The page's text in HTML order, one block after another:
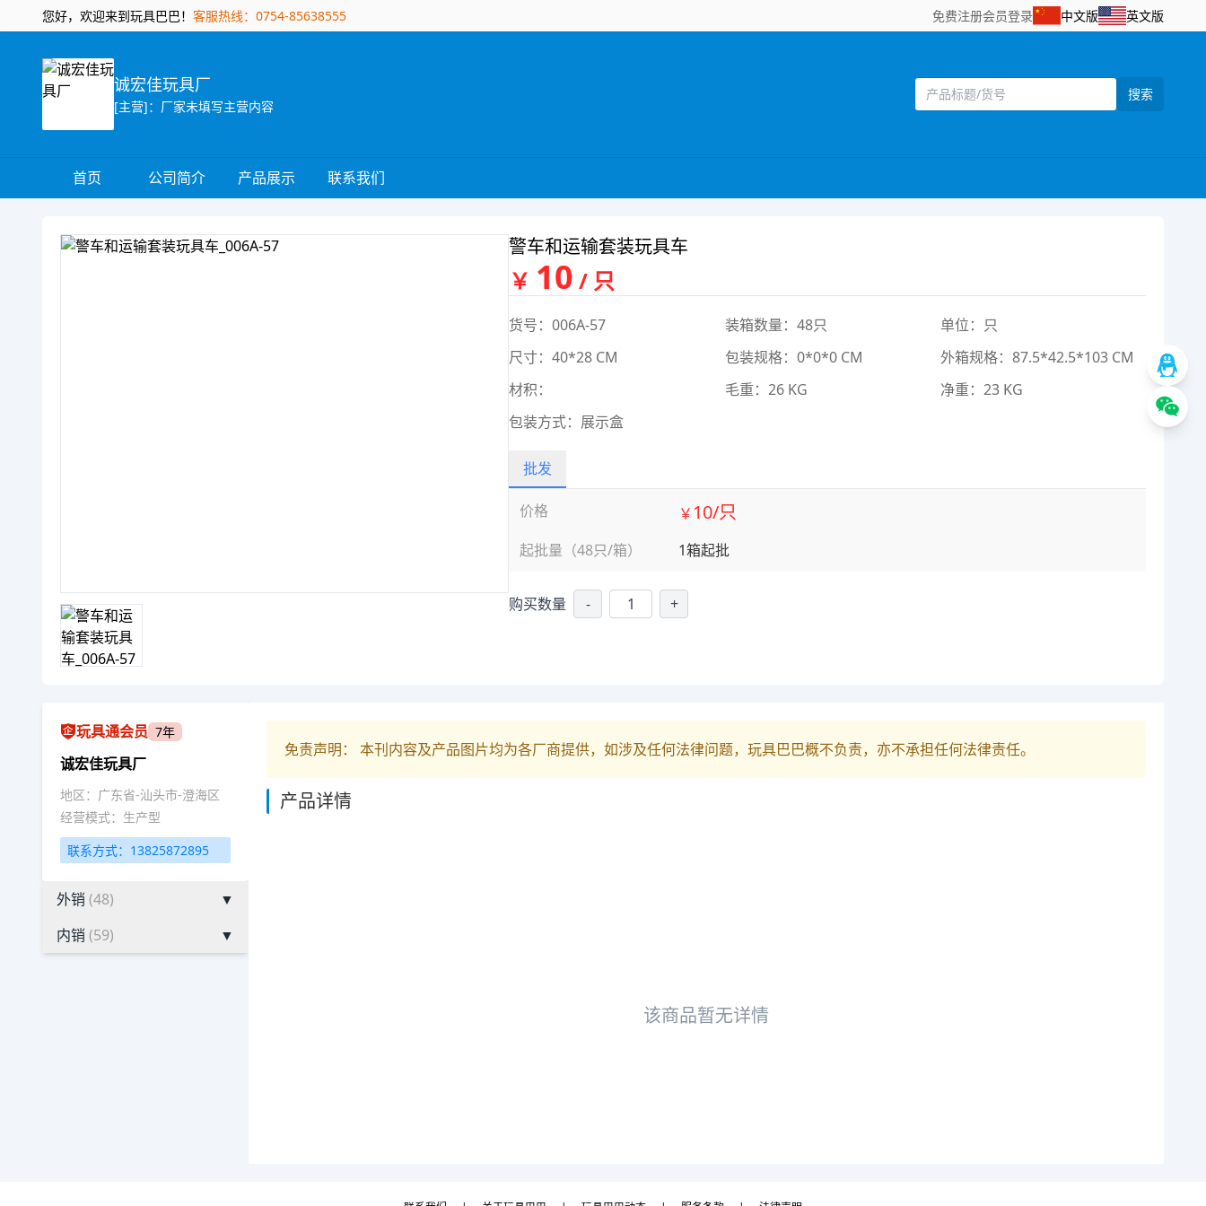
您好，欢迎来到玩具巴巴！ 客服热线：0754-85638555 免费注册会员登录 中文版 英文版
诚宏佳玩具厂
[主营]：厂家未填写主营内容
搜索
首页 公司简介 产品展示 联系我们
警车和运输套装玩具车
￥ 10 / 只
货号：006A-57 装箱数量：48只
单位：只
尺寸：40*28 CM
包装规格：0*0*0 CM
外箱规格：87.5*42.5*103 CM
材积：
毛重：26 KG
净重：23 KG
包装方式：展示盒
批发
价格
起批量（48只/箱）
￥ 10/只
1箱起批
购买数量 - +
玩具通会员 7年
诚宏佳玩具厂
地区：广东省-汕头市-澄海区
经营模式：生产型
联系方式：13825872895
外销 (48)
▼
内销 (59) ▼
免责声明： 本刊内容及产品图片均为各厂商提供，如涉及任何法律问题，玩具巴巴概不负责，亦不承担任何法律责任。
产品详情
该商品暂无详情